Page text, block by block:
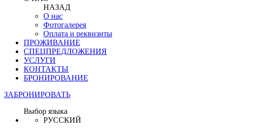
НАЗАД
О нас
Фотогалерея
Оплата и реквизиты
ПРОЖИВАНИЕ
СПЕЦПРЕДЛОЖЕНИЯ
УСЛУГИ
КОНТАКТЫ
БРОНИРОВАНИЕ
ЗАБРОНИРОВАТЬ
Выбор языка
РУССКИЙ